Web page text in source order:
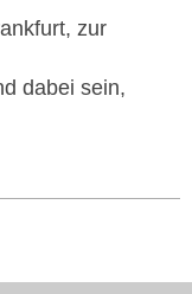
zur
dabei sein,